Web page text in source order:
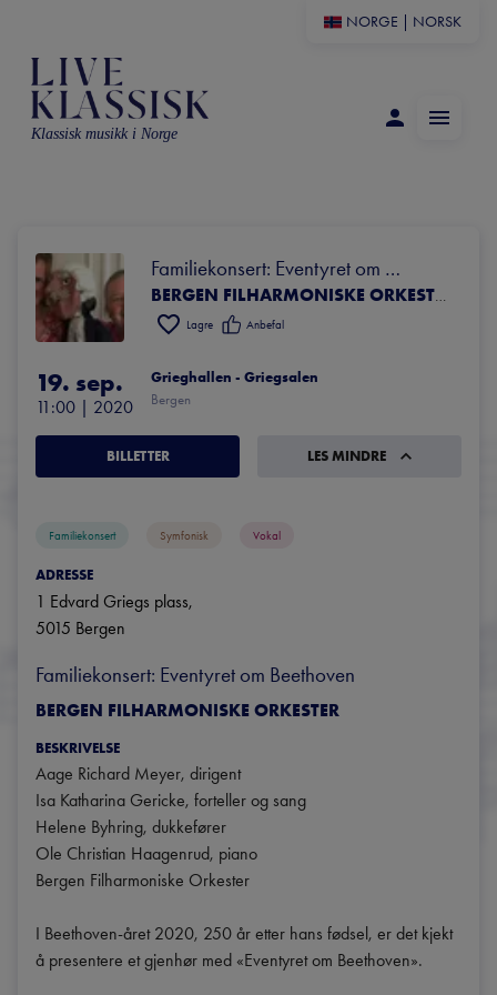
NORGE NORSK
Klassisk musikk i Norge
Familiekonsert: Eventyret om
Beethoven
BERGEN FILHARMONISKE ORKESTER
Lagre Anbefal
19. sep.
11:00 | 2020
Grieghallen - Griegsalen
Bergen
BILLETTER LES MINDRE
Familiekonsert Symfonisk Vokal
ADRESSE
1 Edvard Griegs plass,
5015 Bergen
Familiekonsert: Eventyret om Beethoven
BERGEN FILHARMONISKE ORKESTER
BESKRIVELSE
Aage Richard Meyer, dirigent
Isa Katharina Gericke, forteller og sang
Helene Byhring, dukkefører
Ole Christian Haagenrud, piano
Bergen Filharmoniske Orkester
I Beethoven-året 2020, 250 år etter hans fødsel, er det kjekt
å presentere et gjenhør med «Eventyret om Beethoven».